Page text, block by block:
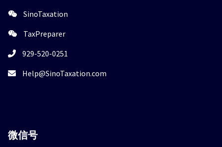
SinoTaxation
TaxPreparer
929-520-0251
Help@SinoTaxation.com
微信号